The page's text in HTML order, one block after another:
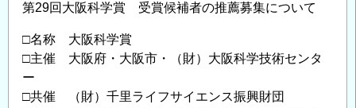
第29回大阪科学賞 受賞候補者の推薦募集について
□名称 大阪科学賞
□主催 大阪府・大阪市・（財）大阪科学技術センタ
ー
□共催 （財）千里ライフサイエンス振興財団